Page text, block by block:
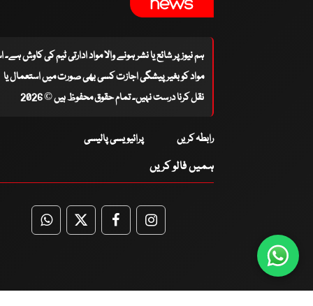
ہم نیوز پر شائع یا نشر ہونے والا مواد ادارتی ٹیم کی کاوش
مواد کو بغیر پیشگی اجازت کسی بھی صورت میں استعمال یا
نقل کرنا درست نہیں۔ تمام حقوق محفوظ ہیں © 2026
رابطہ کریں پرائیویسی پالیسی
ہمیں فالو کریں
WhatsApp
TwitterFacebookFacebook